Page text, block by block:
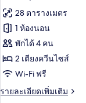
วิว
เมือง
เตียง
คิง
เตียง,
ระเบียง,
วิว
เมือง
ภาพถ่าย
ทั้งหมด
ของ
ห้อง
พัก,
เตียง
28 ตารางเมตร
1 ห้องนอน
พักได้ 4 คน
2 เตียงควีนไซส์
Wi-Fi ฟรี
รายละเอียดเพิ่มเติม
ราย